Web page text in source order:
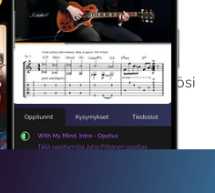
koko sisältömme käyttöösi
ajaksi.